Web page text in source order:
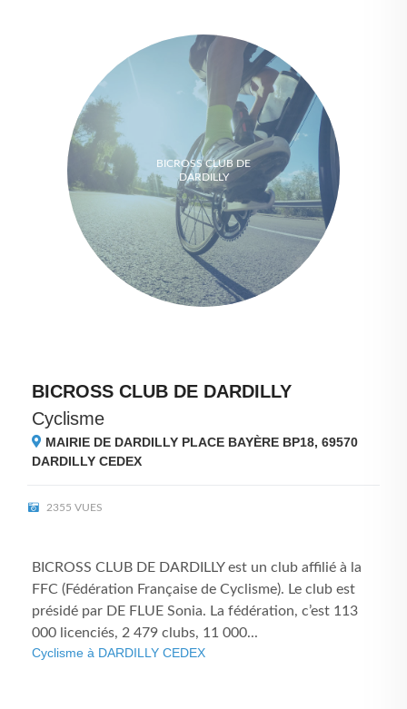
BICROSS CLUB DE
DARDILLY
BICROSS CLUB DE DARDILLY
Cyclisme
MAIRIE DE DARDILLY PLACE BAYÈRE BP18, 69570
DARDILLY CEDEX
2355 VUES
BICROSS CLUB DE DARDILLY est un club affilié à la
FFC (Fédération Française de Cyclisme). Le club est
présidé par DE FLUE Sonia. La fédération, c’est 113
000 licenciés, 2 479 clubs, 11 000...
Cyclisme à DARDILLY CEDEX